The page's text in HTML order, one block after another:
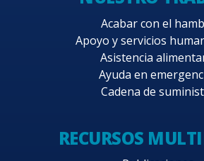
Acabar con el
Apoyo y servicios
Asistencia
Ayuda en
Cadena de
RECURSOS